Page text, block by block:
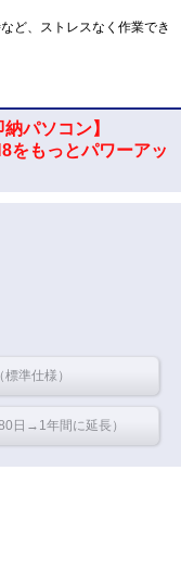
ど、ストレスなく作業でき
納パソコン】
をもっとパワーアッ
準仕様）
日→1年間に延長）